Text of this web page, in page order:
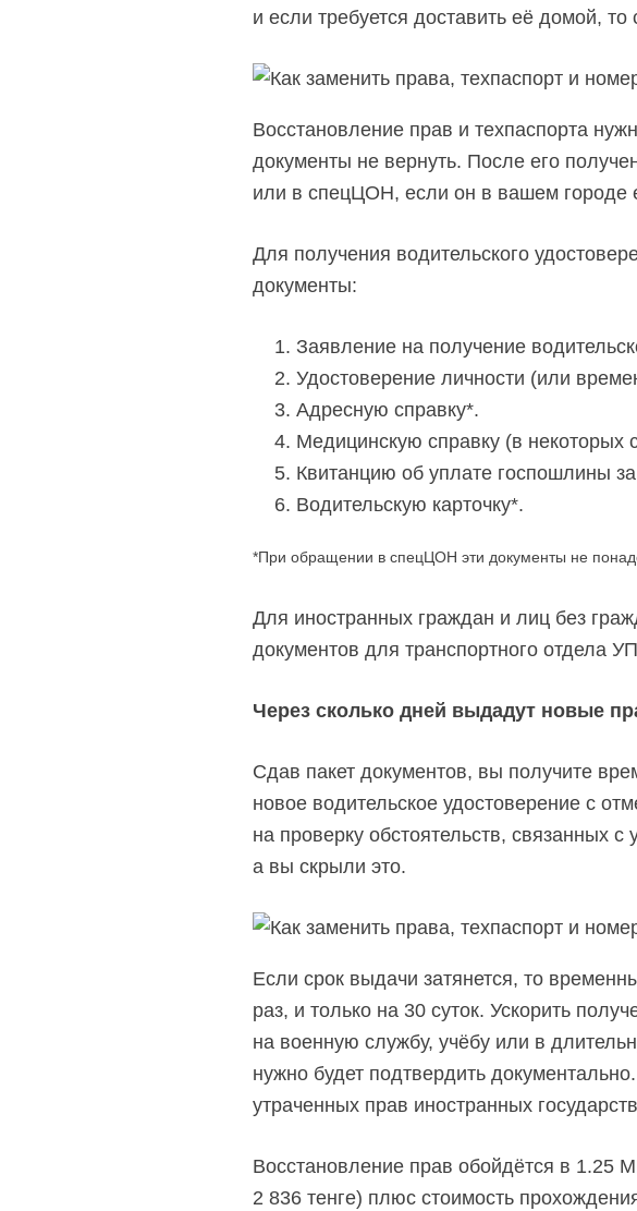
и если требуется доставить её домой, то
Восстановление прав и техпаспорта
документы не вернуть. После его
или в спецЦОН, если он в вашем городе
Для получения водительского
документы:
Заявление на получение
Удостоверение личности (или
Адресную справку*.
Медицинскую справку (в
Квитанцию об уплате госпошлины
Водительскую карточку*.
*При обращении в спецЦОН эти документы не
Для иностранных граждан и лиц без
документов для транспортного отдела
Через сколько дней выдадут новые
Сдав пакет документов, вы получите
новое водительское удостоверение с
на проверку обстоятельств, связанных
а вы скрыли это.
Если срок выдачи затянется, то
раз, и только на 30 суток. Ускорить
на военную службу, учёбу или в
нужно будет подтвердить
утраченных прав иностранных
Восстановление прав обойдётся в 1.25
2 836 тенге) плюс стоимость